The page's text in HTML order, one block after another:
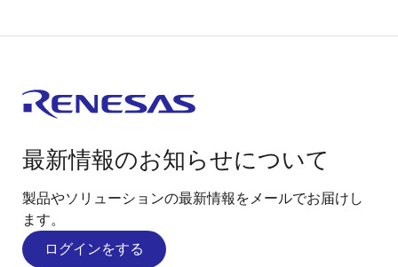
最新情報のお知らせについて
製品やソリューションの最新情報をメールでお届けし
ます。
ログインをする